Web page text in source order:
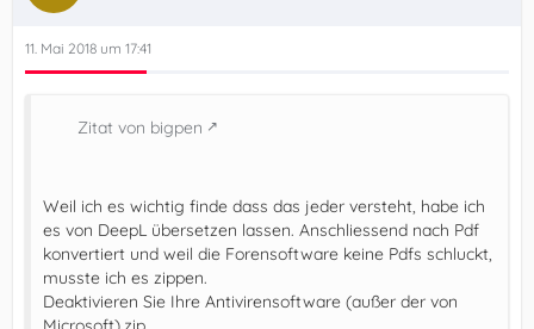
11. Mai 2018 um 17:41
Zitat von bigpen
Weil ich es wichtig finde dass das jeder versteht, habe ich
es von DeepL übersetzen lassen. Anschliessend nach Pdf
konvertiert und weil die Forensoftware keine Pdfs schluckt,
musste ich es zippen.
Deaktivieren Sie Ihre Antivirensoftware (außer der von